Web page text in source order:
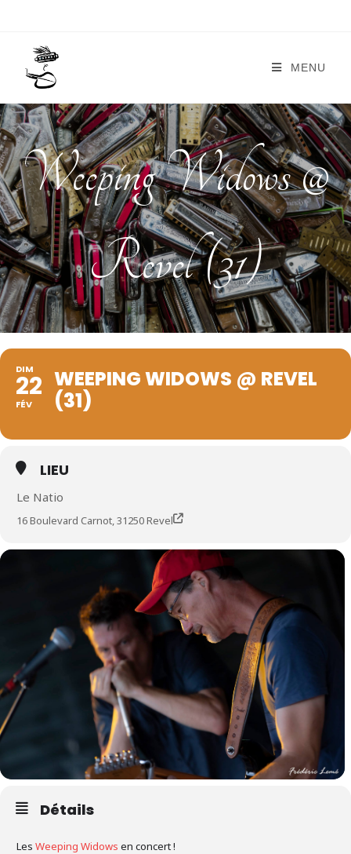
MENU
Weeping Widows @
Revel (31)
DIM
22
FÉV
WEEPING WIDOWS @ REVEL
(31)
LIEU
Le Natio
16 Boulevard Carnot, 31250 Revel
Détails
Les Weeping Widows en concert !